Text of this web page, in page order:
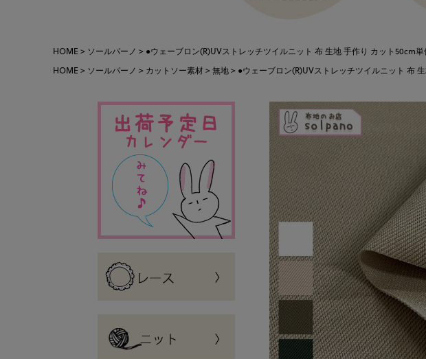
HOME ソールパーノ
●ウェーブロン(R)UVストレッチツイルニット 布 生地 手作り カット50cm単
HOME
ソールパーノ カットソー素材 無地 ●ウェーブロン(R)UVストレッチツイルニット 布